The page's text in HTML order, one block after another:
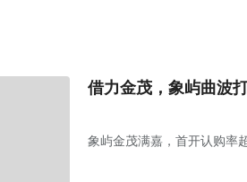
借力金茂，象屿曲波
象屿金茂满嘉，首开认购率